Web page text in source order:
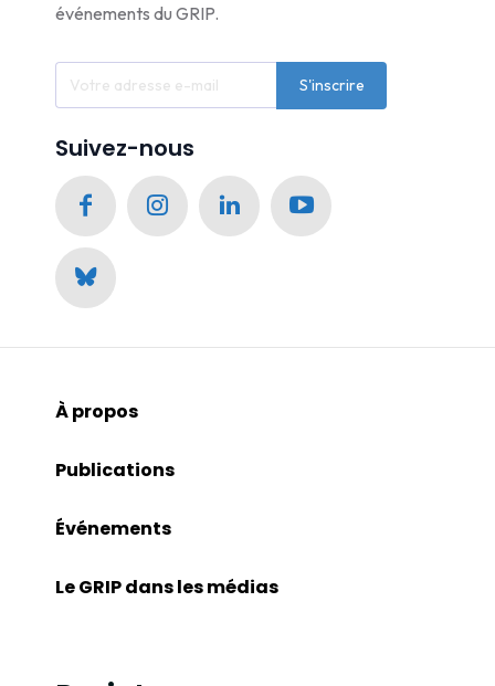
événements du GRIP.
S'inscrire
Suivez-nous
À propos
Publications
Événements
Le GRIP dans les médias